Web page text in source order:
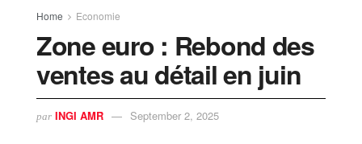
Home Economie
Zone euro : Rebond des
ventes au détail en juin
par INGI AMR September 2, 2025